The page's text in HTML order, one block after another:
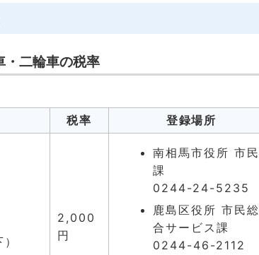
・二輪車の税率
税率 登録場所
2,000
円
南相馬市役所 市民
課
0244-24-5235
鹿島区役所 市民総
合サービス課
0244-46-2112